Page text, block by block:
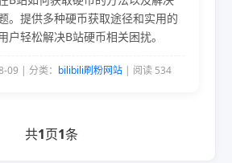
。提供多种硬币获取途径和实用的
户轻松解决B站硬币相关困扰。
09 | 分类： bilibili刷粉网站 | 阅读 534
共1页1条